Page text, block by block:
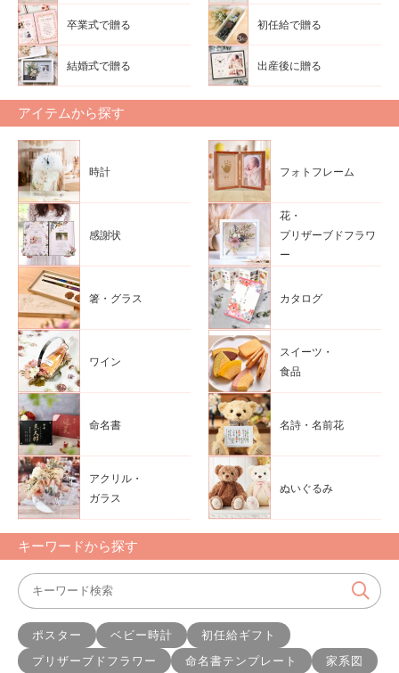
卒業式で贈る 初任給で贈る
結婚式で贈る 出産後に贈る
アイテムから探す
時計 フォトフレーム
感謝状
花・
プリザーブドフラワ
ー
箸・グラス カタログ
ワイン
スイーツ・
食品
命名書 名詩・名前花
アクリル・
ガラス
ぬいぐるみ
キーワードから探す
ポスター ベビー時計
初任給ギフト
プリザーブドフラワー
命名書テンプレート 家系図